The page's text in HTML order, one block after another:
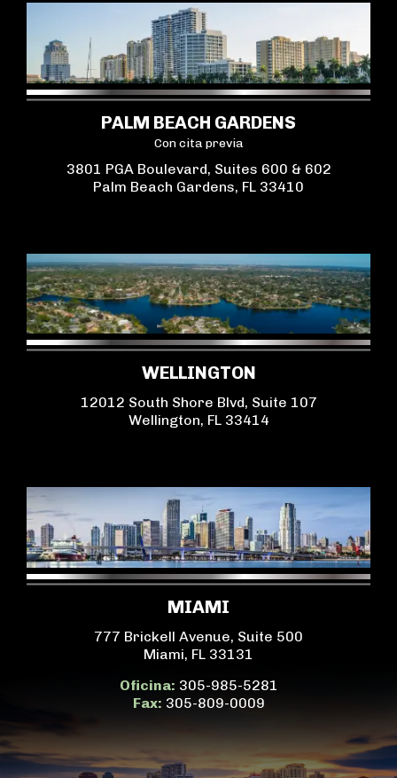
PALM BEACH GARDENS
Con cita previa
3801 PGA Boulevard, Suites 600 & 602
Palm Beach Gardens, FL 33410
WELLINGTON
12012 South Shore Blvd, Suite 107
Wellington, FL 33414
MIAMI
777 Brickell Avenue, Suite 500
Miami, FL 33131
Oficina: 305-985-5281
Fax: 305-809-0009